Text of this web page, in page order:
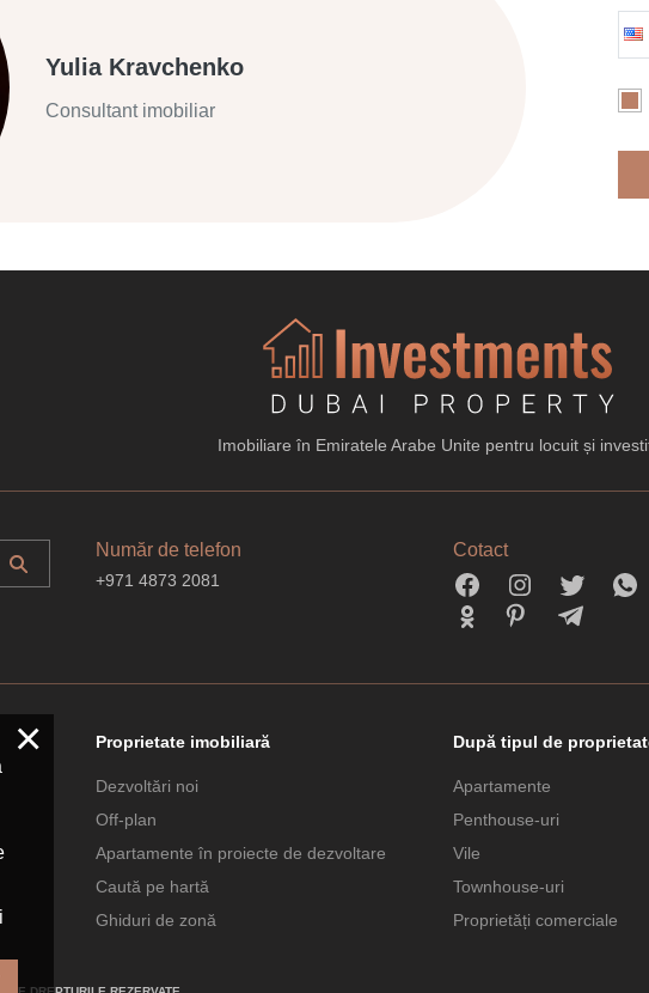
Yulia Kravchenko
Consultant imobiliar
Imobiliare în Emiratele Arabe Unite pentru locuit și
Număr de telefon
+971 4873 2081
Cotact
Proprietate imobiliară
Dezvoltări noi
Off-plan
Apartamente în proiecte de dezvoltare
Caută pe hartă
Ghiduri de zonă
După tipul de
Apartamente
Penthouse-uri
Vile
Townhouse-uri
Proprietăți comerciale
×